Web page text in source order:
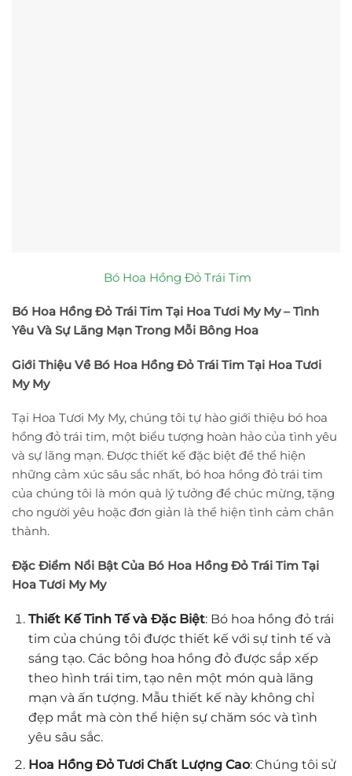
Bó Hoa Hồng Đỏ Trái Tim
Bó Hoa Hồng Đỏ Trái Tim Tại Hoa Tươi My My – Tình
Yêu Và Sự Lãng Mạn Trong Mỗi Bông Hoa
Giới Thiệu Về Bó Hoa Hồng Đỏ Trái Tim Tại Hoa Tươi
My My
Tại Hoa Tươi My My, chúng tôi tự hào giới thiệu bó hoa
hồng đỏ trái tim, một biểu tượng hoàn hảo của tình yêu
và sự lãng mạn. Được thiết kế đặc biệt để thể hiện
những cảm xúc sâu sắc nhất, bó hoa hồng đỏ trái tim
của chúng tôi là món quà lý tưởng để chúc mừng, tặng
cho người yêu hoặc đơn giản là thể hiện tình cảm chân
thành.
Đặc Điểm Nổi Bật Của Bó Hoa Hồng Đỏ Trái Tim Tại
Hoa Tươi My My
Thiết Kế Tinh Tế và Đặc Biệt: Bó hoa hồng đỏ trái
tim của chúng tôi được thiết kế với sự tinh tế và
sáng tạo. Các bông hoa hồng đỏ được sắp xếp
theo hình trái tim, tạo nên một món quà lãng
mạn và ấn tượng. Mẫu thiết kế này không chỉ
đẹp mắt mà còn thể hiện sự chăm sóc và tình
yêu sâu sắc.
Hoa Hồng Đỏ Tươi Chất Lượng Cao: Chúng tôi sử